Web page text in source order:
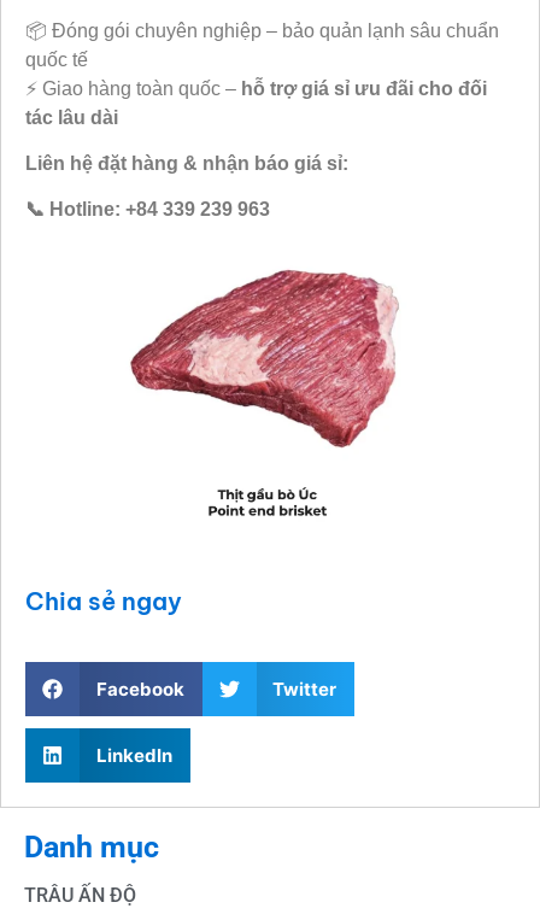
📦 Đóng gói chuyên nghiệp – bảo quản lạnh sâu chuẩn
quốc tế
⚡ Giao hàng toàn quốc – hỗ trợ giá sỉ ưu đãi cho đối
tác lâu dài
Liên hệ đặt hàng & nhận báo giá sỉ:
📞 Hotline: +84 339 239 963
Chia sẻ ngay
Facebook Twitter
LinkedIn
Danh mục
TRÂU ẤN ĐỘ